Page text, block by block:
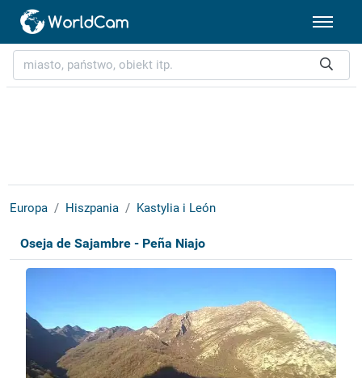
Europa Hiszpania Kastylia i León
Oseja de Sajambre - Peña Niajo